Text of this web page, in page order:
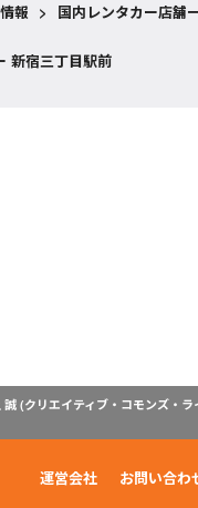
報 > 国内レンタカー店舗
新宿三丁目駅前
誠 (クリエイティブ・コモンズ・ラ
運営会社 お問い合わ